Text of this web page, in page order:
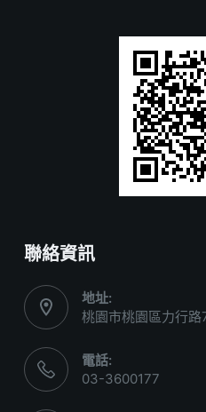
聯絡資訊
地址:
桃園市桃園區力行
電話:
03-3600177